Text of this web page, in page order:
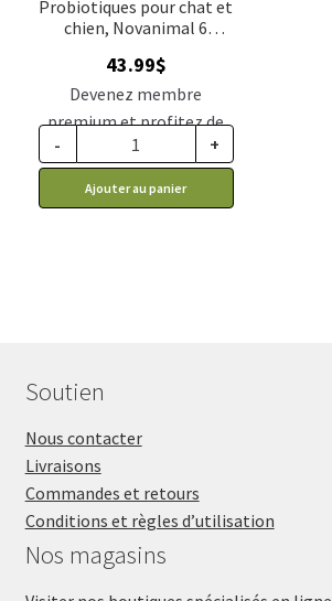
Probiotiques pour chat et
chien, Novanimal 6
43.99$
Devenez membre
premium et profitez de
ce prix rabais : 36.29$ CA
- +
Ajouter au panier
Soutien
Nous contacter
Livraisons
Commandes et retours
Conditions et règles d’utilisation
Nos magasins